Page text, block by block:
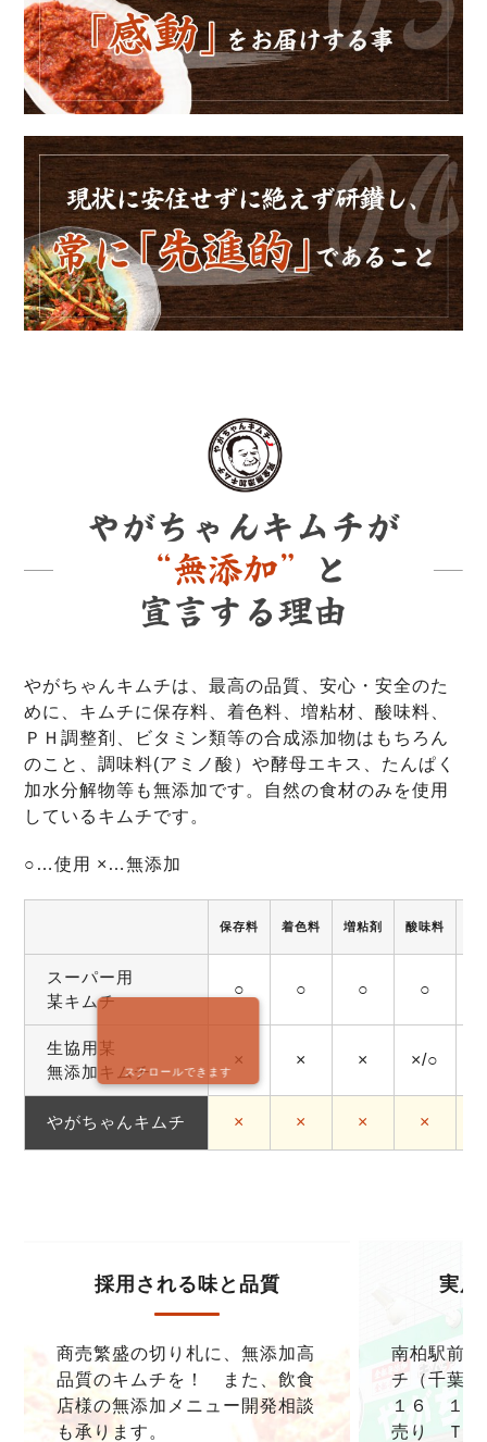
やがちゃんキムチは、最高の品質、安心・安全のた
めに、キムチに保存料、着色料、増粘材、酸味料、
ＰＨ調整剤、ビタミン類等の合成添加物はもちろん
のこと、調味料(アミノ酸）や酵母エキス、たんぱく
加水分解物等も無添加です。自然の食材のみを使用
しているキムチです。
○…使用 ×…無添加
保存料 着色料 増粘剤 酸味料
スーパー用
某キムチ
○ ○ ○ ○
生協用某
無添加キムチ
× × × ×/○
やがちゃんキムチ × × × ×
スクロールできます
採用される味と品質
商売繁盛の切り札に、無添加高
品質のキムチを！ また、飲食
店様の無添加メニュー開発相談
も承ります。
実店
南柏駅前
チ（千葉
１６ １F
売り ＴＥ